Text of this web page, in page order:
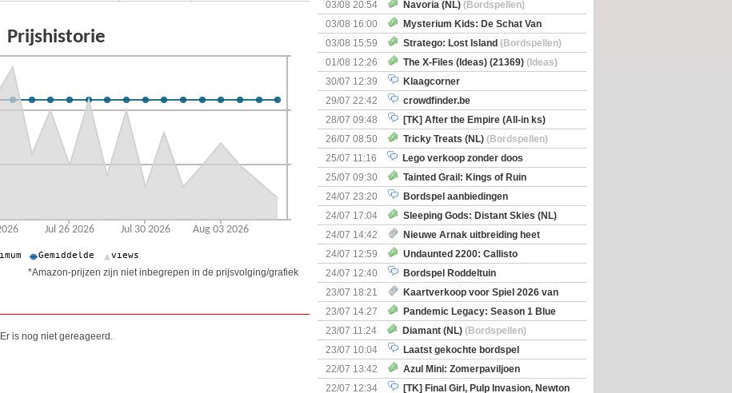
*Amazon-prijzen zijn niet inbegrepen in de prijsvolging/grafiek
Er is nog niet gereageerd.
03/08 20:54 Navoria (NL) (Bordspellen)
03/08 16:00
Mysterium Kids: De Schat Van
Kapitein Boe
(Bordspellen)
03/08 15:59 Stratego: Lost Island (Bordspellen)
01/08 12:26
The X-Files (Ideas) (21369) (Ideas)
30/07 12:39
Klaagcorner
29/07 22:42
crowdfinder.be
28/07 09:48
[TK] After the Empire (All-in ks)
26/07 08:50
Tricky Treats (NL) (Bordspellen)
25/07 11:16
Lego verkoop zonder doos
25/07 09:30
Tainted Grail: Kings of Ruin
Uitbreiding: Wyrd Encounters(Bordspellen)
24/07 23:20
Bordspel aanbiedingen
24/07 17:04
Sleeping Gods: Distant Skies (NL)
(Bordspellen)
24/07 14:42
Nieuwe Arnak uitbreiding heet
Surprise Shipments
24/07 12:59
Undaunted 2200: Callisto
(Bordspellen)
24/07 12:40
Bordspel Roddeltuin
23/07 18:21
Kaartverkoop voor Spiel 2026 van
start
23/07 14:27
Pandemic Legacy: Season 1 Blue
(Bordspellen)
23/07 11:24 Diamant (NL) (Bordspellen)
23/07 10:04
Laatst gekochte bordspel
22/07 13:42
Azul Mini: Zomerpaviljoen
(Bordspellen)
22/07 12:34 [TK] Final Girl, Pulp Invasion, Newton